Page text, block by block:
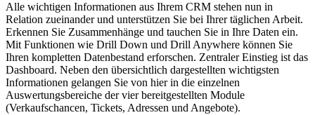
Alle wichtigen Informationen aus Ihrem CRM stehen nun in
Relation zueinander und unterstützen Sie bei Ihrer täglichen Arbeit.
Erkennen Sie Zusammenhänge und tauchen Sie in Ihre Daten ein.
Mit Funktionen wie Drill Down und Drill Anywhere können Sie
Ihren kompletten Datenbestand erforschen. Zentraler Einstieg ist das
Dashboard. Neben den übersichtlich dargestellten wichtigsten
Informationen gelangen Sie von hier in die einzelnen
Auswertungsbereiche der vier bereitgestellten Module
(Verkaufschancen, Tickets, Adressen und Angebote).